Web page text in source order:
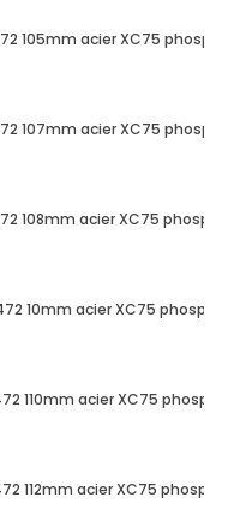
105mm acier XC75
107mm acier XC75
108mm acier XC75
10mm acier XC75
110mm acier XC75
112mm acier XC75